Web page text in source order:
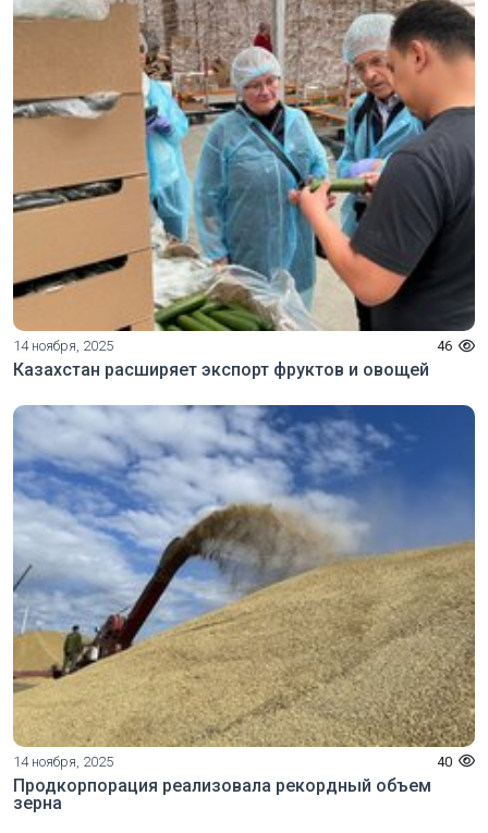
14 ноября, 2025 46
Казахстан расширяет экспорт фруктов и овощей
14 ноября, 2025 40
Продкорпорация реализовала рекордный объем
зерна